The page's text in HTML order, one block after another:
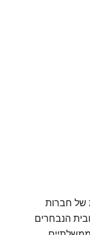
של חברות
הנבחרים